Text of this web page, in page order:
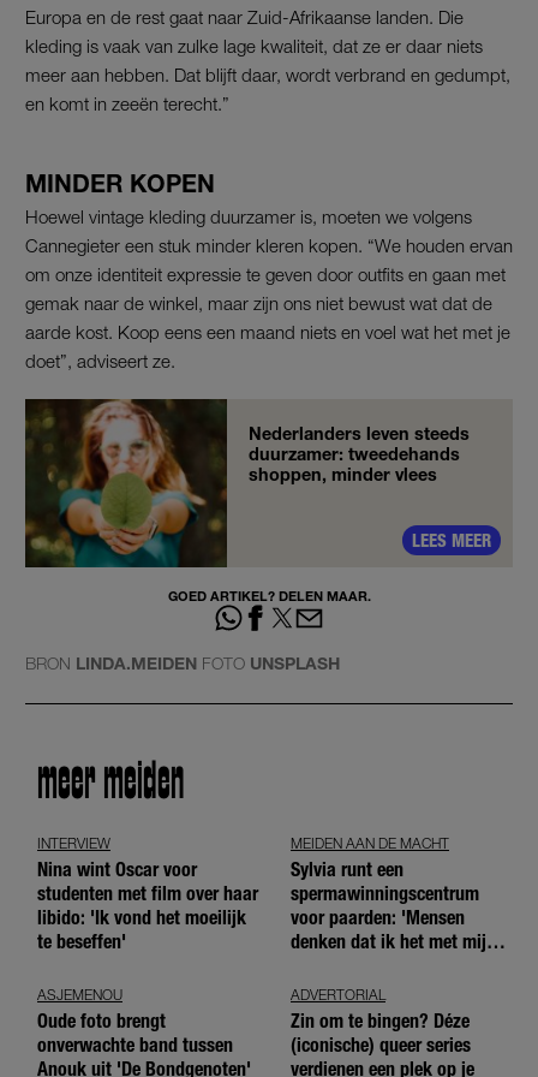
Europa en de rest gaat naar Zuid-Afrikaanse landen. Die
kleding is vaak van zulke lage kwaliteit, dat ze er daar niets
meer aan hebben. Dat blijft daar, wordt verbrand en gedumpt,
en komt in zeeën terecht.”
MINDER KOPEN
Hoewel vintage kleding duurzamer is, moeten we volgens
Cannegieter een stuk minder kleren kopen. “We houden ervan
om onze identiteit expressie te geven door outfits en gaan met
gemak naar de winkel, maar zijn ons niet bewust wat dat de
aarde kost. Koop eens een maand niets en voel wat het met je
doet”, adviseert ze.
Nederlanders leven steeds
duurzamer: tweedehands
shoppen, minder vlees
LEES MEER
GOED ARTIKEL? DELEN MAAR.
BRON LINDA.MEIDEN FOTO UNSPLASH
meer meiden
INTERVIEW
Nina wint Oscar voor
studenten met film over haar
libido: 'Ik vond het moeilijk
te beseffen'
MEIDEN AAN DE MACHT
Sylvia runt een
spermawinningscentrum
voor paarden: 'Mensen
denken dat ik het met mijn
ASJEMENOU
Oude foto brengt
onverwachte band tussen
Anouk uit 'De Bondgenoten'
ADVERTORIAL
Zin om te bingen? Déze
(iconische) queer series
verdienen een plek op je